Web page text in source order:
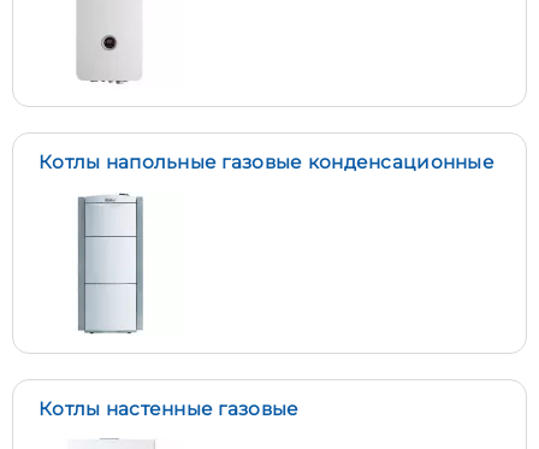
Котлы напольные газовые конденсационные
Котлы настенные газовые